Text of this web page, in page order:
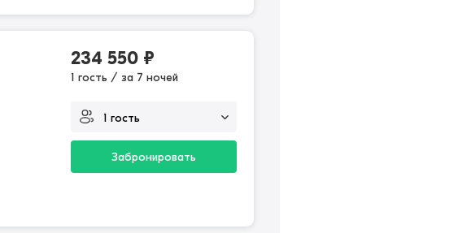
234 550 ₽
1 гость / за 7 ночей
Забронировать